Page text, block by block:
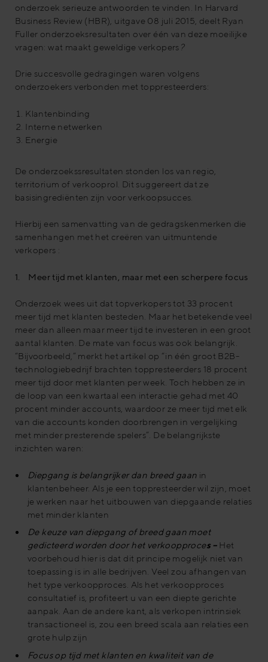
onderzoek serieuze antwoorden te vinden. In Harvard
Business Review (HBR), uitgave 08 juli 2015, deelt Ryan
Fuller onderzoeksresultaten over één van deze moeilijke
vragen: wat maakt geweldige verkopers ?
Drie succesvolle gedragingen waren volgens
onderzoekers verbonden met toppresteerders:
Klantenbinding
Interne netwerken
Energie
De onderzoekssresultaten stonden los van regio,
territorium of verkooprol. Dit suggereert dat ze
basisingrediënten zijn voor verkoopsucces.
Hierbij een samenvatting van de gedragskenmerken die
samenhangen met het creëren van uitmuntende
verkopers :
1. Meer tijd met klanten, maar met een scherpere focus
Onderzoek wees uit dat topverkopers tot 33 procent
meer tijd met klanten besteden. Maar het betekende veel
meer dan alleen maar meer tijd te investeren in een groot
aantal klanten. De mate van focus was ook belangrijk.
“Bijvoorbeeld,” merkt het artikel op “in één groot B2B-
technologiebedrijf brachten toppresteerders 18 procent
meer tijd door met klanten per week. Toch hebben ze in
de loop van een kwartaal een interactie gehad met 40
procent minder accounts, waardoor ze meer tijd met elk
van die accounts konden doorbrengen in vergelijking
met minder presterende spelers”. De belangrijkste
inzichten waren:
Diepgang is belangrijker dan breed gaan in
klantenbeheer. Als je een toppresteerder wil zijn, moet
je werken naar het uitbouwen van diepgaande relaties
met minder klanten
De keuze van diepgang of breed gaan moet
gedicteerd worden door het verkoopproces – Het
voorbehoud hier is dat dit principe mogelijk niet van
toepassing is in alle bedrijven. Veel zou afhangen van
het type verkoopproces. Als het verkoopproces
consultatief is, profiteert u van een diepte gerichte
aanpak. Aan de andere kant, als verkopen intrinsiek
transactioneel is, zou een breed scala aan relaties een
grote hulp zijn
Focus op tijd met klanten en kwaliteit van de